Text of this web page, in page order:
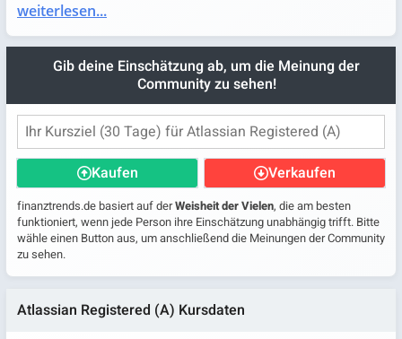
weiterlesen...
Gib deine Einschätzung ab, um die Meinung der
Community zu sehen!
Kaufen Verkaufen
finanztrends.de basiert auf derWeisheit der Vielen, die am besten
funktioniert, wenn jede Person ihre Einschätzung unabhängig trifft. Bitte
wähle einen Button aus, um anschließend die Meinungen der Community
zu sehen.
Atlassian Registered (A) Kursdaten